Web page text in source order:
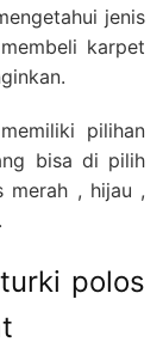
jenis
karpet
pilihan
bisa di pilih
merah , hijau ,
polos